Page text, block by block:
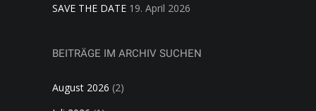
SAVE THE DATE 19. April 2026
BEITRÄGE IM ARCHIV SUCHEN
August 2026 (2)